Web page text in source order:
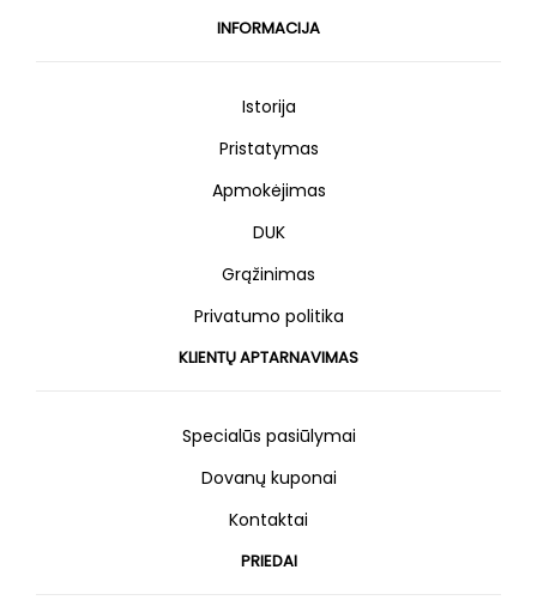
INFORMACIJA
Istorija
Pristatymas
Apmokėjimas
DUK
Grąžinimas
Privatumo politika
KLIENTŲ APTARNAVIMAS
Specialūs pasiūlymai
Dovanų kuponai
Kontaktai
PRIEDAI